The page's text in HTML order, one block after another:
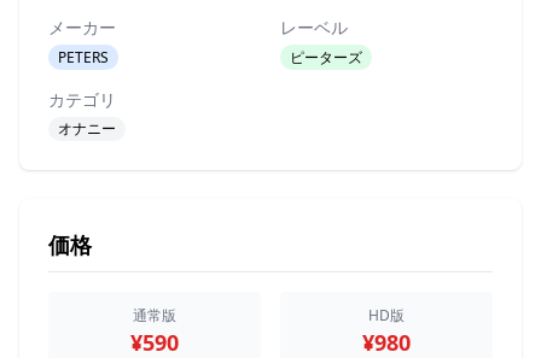
メーカー
PETERS
レーベル
ピーターズ
カテゴリ
オナニー
価格
通常版
¥590
HD版
¥980